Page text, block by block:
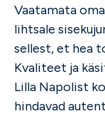
Vaatamata
lihtsale
sellest, et hea
Kvaliteet ja
Lilla Napolist
hindavad